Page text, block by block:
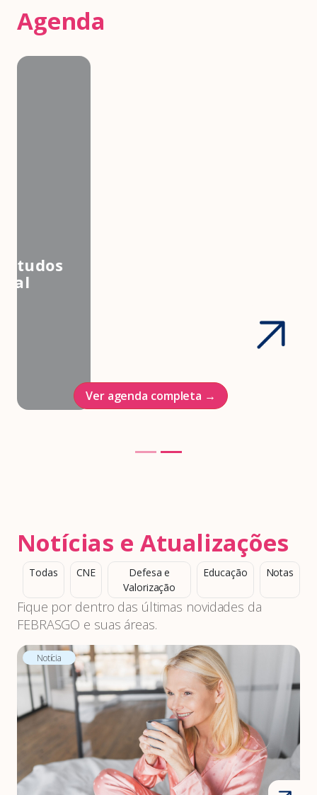
Agenda
Associação Brasileira de Estudos
Ver agenda completa →
Notícias e Atualizações
Todas CNE
Defesa e
Valorização
Educação Notas
Fique por dentro das últimas novidades da
FEBRASGO e suas áreas.
Notícia